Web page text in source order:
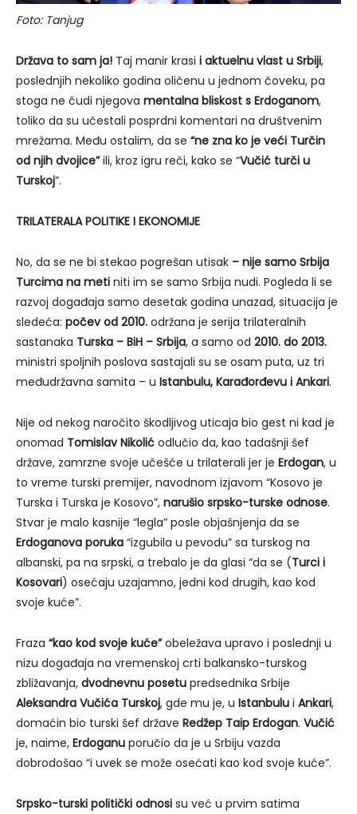
Foto: Tanjug
Država to sam ja! Taj manir krasi i aktuelnu vlast u Srbiji,
poslednjih nekoliko godina oličenu u jednom čoveku, pa
stoga ne čudi njegova mentalna bliskost s Erdoganom,
toliko da su učestali posprdni komentari na društvenim
mrežama. Među ostalim, da se “ne zna ko je veći Turčin
od njih dvojice”ili, kroz igru reči, kako se “Vučić turči u
Turskoj”.
TRILATERALA POLITIKE I EKONOMIJE
No, da se ne bi stekao pogrešan utisak – nije samo Srbija
Turcima na meti niti im se samo Srbija nudi. Pogleda li se
razvoj događaja samo desetak godina unazad, situacija je
sledeća: počev od 2010. održana je serija trilateralnih
sastanaka Turska – BiH – Srbija, a samo od 2010. do 2013.
ministri spoljnih poslova sastajali su se osam puta, uz tri
međudržavna samita – u Istanbulu, Karađorđevu i Ankari.
Nije od nekog naročito škodljivog uticaja bio gest ni kad je
onomad Tomislav Nikolić odlučio da, kao tadašnji šef
države, zamrzne svoje učešće u trilaterali jer je Erdogan, u
to vreme turski premijer, navodnom izjavom “Kosovo je
Turska i Turska je Kosovo”, narušio srpsko-turske odnose.
Stvar je malo kasnije “legla” posle objašnjenja da se
Erdoganova poruka “izgubila u pevodu” sa turskog na
albanski, pa na srpski, a trebalo je da glasi “da se (Turci i
Kosovari) osećaju uzajamno, jedni kod drugih, kao kod
svoje kuće”.
Fraza “kao kod svoje kuće”obeležava upravo i poslednji u
nizu događaja na vremenskoj crti balkansko-turskog
zbližavanja, dvodnevnu posetu predsednika Srbije
Aleksandra Vučića Turskoj, gde mu je, u Istanbulu i Ankari,
domaćin bio turski šef države Redžep Taip Erdogan. Vučić
je, naime, Erdoganu poručio da je u Srbiju vazda
dobrodošao “i uvek se može osećati kao kod svoje kuće”.
Srpsko-turski politički odnosi su već u prvim satima